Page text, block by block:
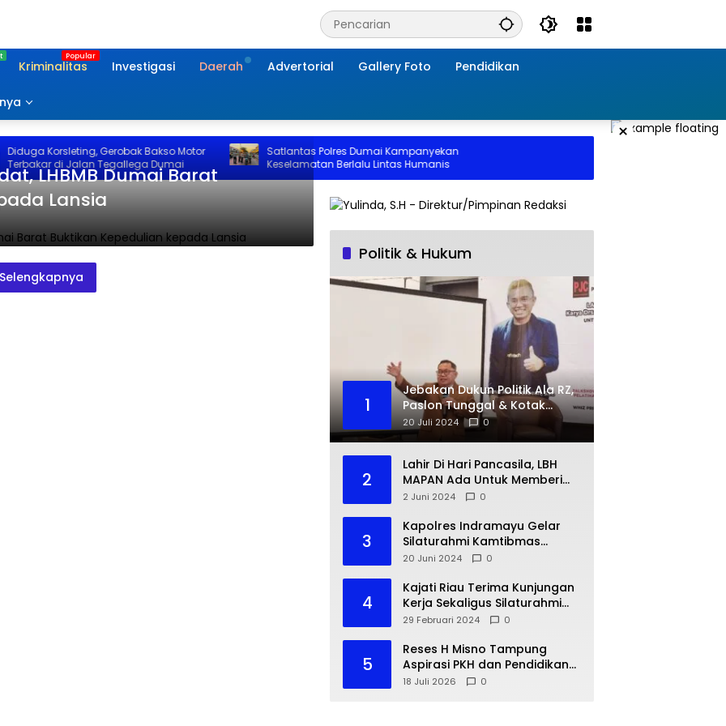
Kriminalitas Investigasi Daerah Advertorial Gallery Foto Pendidikan
×
Korsleting, Gerobak Bakso Motor
di Jalan Tegallega Dumai
Satlantas Polres Dumai Kampanyekan
Keselamatan Berlalu Lintas Humanis
LHBMB Dumai Barat
Lansia
Selengkapnya
Politik & Hukum
1
Jebakan Dukun Politik Ala RZ,
Paslon Tunggal & Kotak
Kosong
20 Juli 2024 0
2
Lahir Di Hari Pancasila, LBH
MAPAN Ada Untuk Memberi
Bantuan Hukum Gratis Bagi
2 Juni 2024 0
3
Kapolres Indramayu Gelar
Silaturahmi Kamtibmas
dengan IKA PMII
20 Juni 2024 0
4
Kajati Riau Terima Kunjungan
Kerja Sekaligus Silaturahmi
Pejabat Perwakilan Bank
29 Februari 2024 0
5
Reses H Misno Tampung
Aspirasi PKH dan Pendidikan
Warga Air Jamban
18 Juli 2026 0